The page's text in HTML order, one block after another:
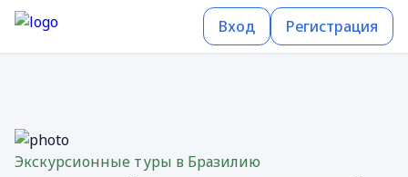
Вход Регистрация
Экскурсионные туры в Бразилию